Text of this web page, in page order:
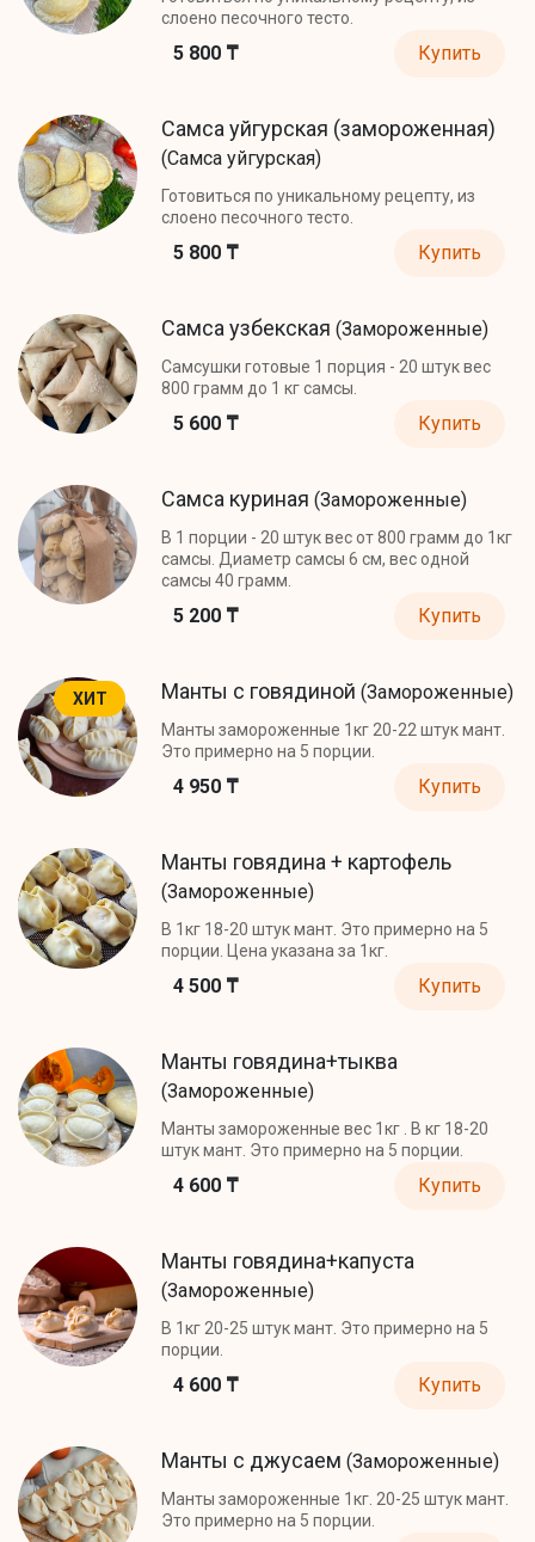
слоено песочного тесто.
5 800 ₸ Купить
Самса уйгурская (замороженная)
(Самса уйгурская)
Готовиться по уникальному рецепту, из
слоено песочного тесто.
5 800 ₸ Купить
Самса узбекская (Замороженные)
Самсушки готовые 1 порция - 20 штук вес
800 грамм до 1 кг самсы.
5 600 ₸ Купить
Самса куриная (Замороженные)
В 1 порции - 20 штук вес от 800 грамм до 1кг
самсы. Диаметр самсы 6 см, вес одной
самсы 40 грамм.
5 200 ₸ Купить
ХИТ Манты с говядиной (Замороженные)
Манты замороженные 1кг 20-22 штук мант.
Это примерно на 5 порции.
4 950 ₸ Купить
Манты говядина + картофель
(Замороженные)
В 1кг 18-20 штук мант. Это примерно на 5
порции. Цена указана за 1кг.
4 500 ₸ Купить
Манты говядина+тыква
(Замороженные)
Манты замороженные вес 1кг . В кг 18-20
штук мант. Это примерно на 5 порции.
4 600 ₸ Купить
Манты говядина+капуста
(Замороженные)
В 1кг 20-25 штук мант. Это примерно на 5
порции.
4 600 ₸ Купить
Манты с джусаем (Замороженные)
Манты замороженные 1кг. 20-25 штук мант.
Это примерно на 5 порции.